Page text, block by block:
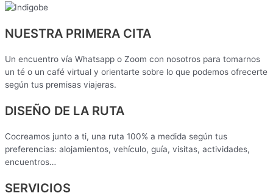
NUESTRA PRIMERA CITA
Un encuentro vía Whatsapp o Zoom con nosotros para tomarnos
un té o un café virtual y orientarte sobre lo que podemos ofrecerte
según tus premisas viajeras.
DISEÑO DE LA RUTA
Cocreamos junto a ti, una ruta 100% a medida según tus
preferencias: alojamientos, vehículo, guía, visitas, actividades,
encuentros…
SERVICIOS